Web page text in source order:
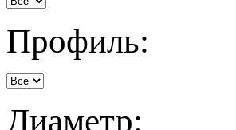
Профиль:
Диаметр: